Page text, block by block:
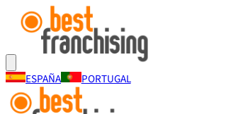
ESPAÑA PORTUGAL